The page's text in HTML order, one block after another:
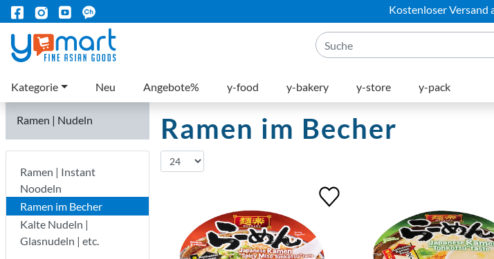
Kostenloser Versand
Kategorie Neu Angebote% y-food y-bakery y-store y-pack
Ramen | Nudeln
Ramen | Instant
Noodeln
Ramen im Becher
Kalte Nudeln |
Glasnudeln | etc.
Ramen im Becher